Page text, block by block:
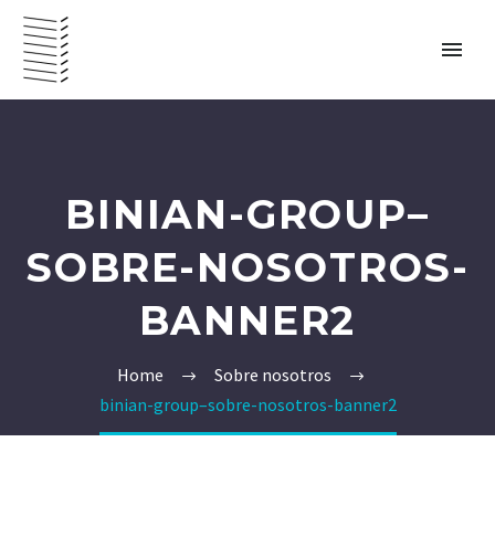
PANAMÁ – ESPAÑOL
BINIAN-GROUP–
SOBRE-NOSOTROS-
BANNER2
Home
Sobre nosotros
binian-group–sobre-nosotros-banner2